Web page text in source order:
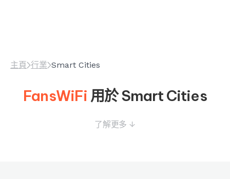
主頁 行業 Smart Cities
FansWiFi 用於Smart Cities
了解更多 ↓